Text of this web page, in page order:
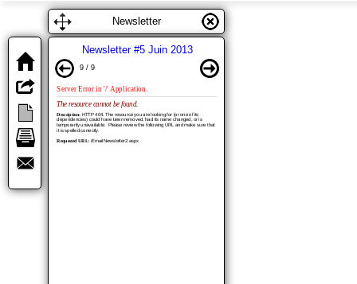
Toutes les newsletters/Newsletter #5 Juin 2013
Newsletter
Newsletter #5 Juin 2013
9 / 9